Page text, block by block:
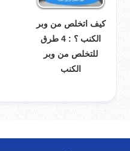
كيف اتخلص من وبر
الكنب ؟ : 4 طرق
للتخلص من وبر
الكنب